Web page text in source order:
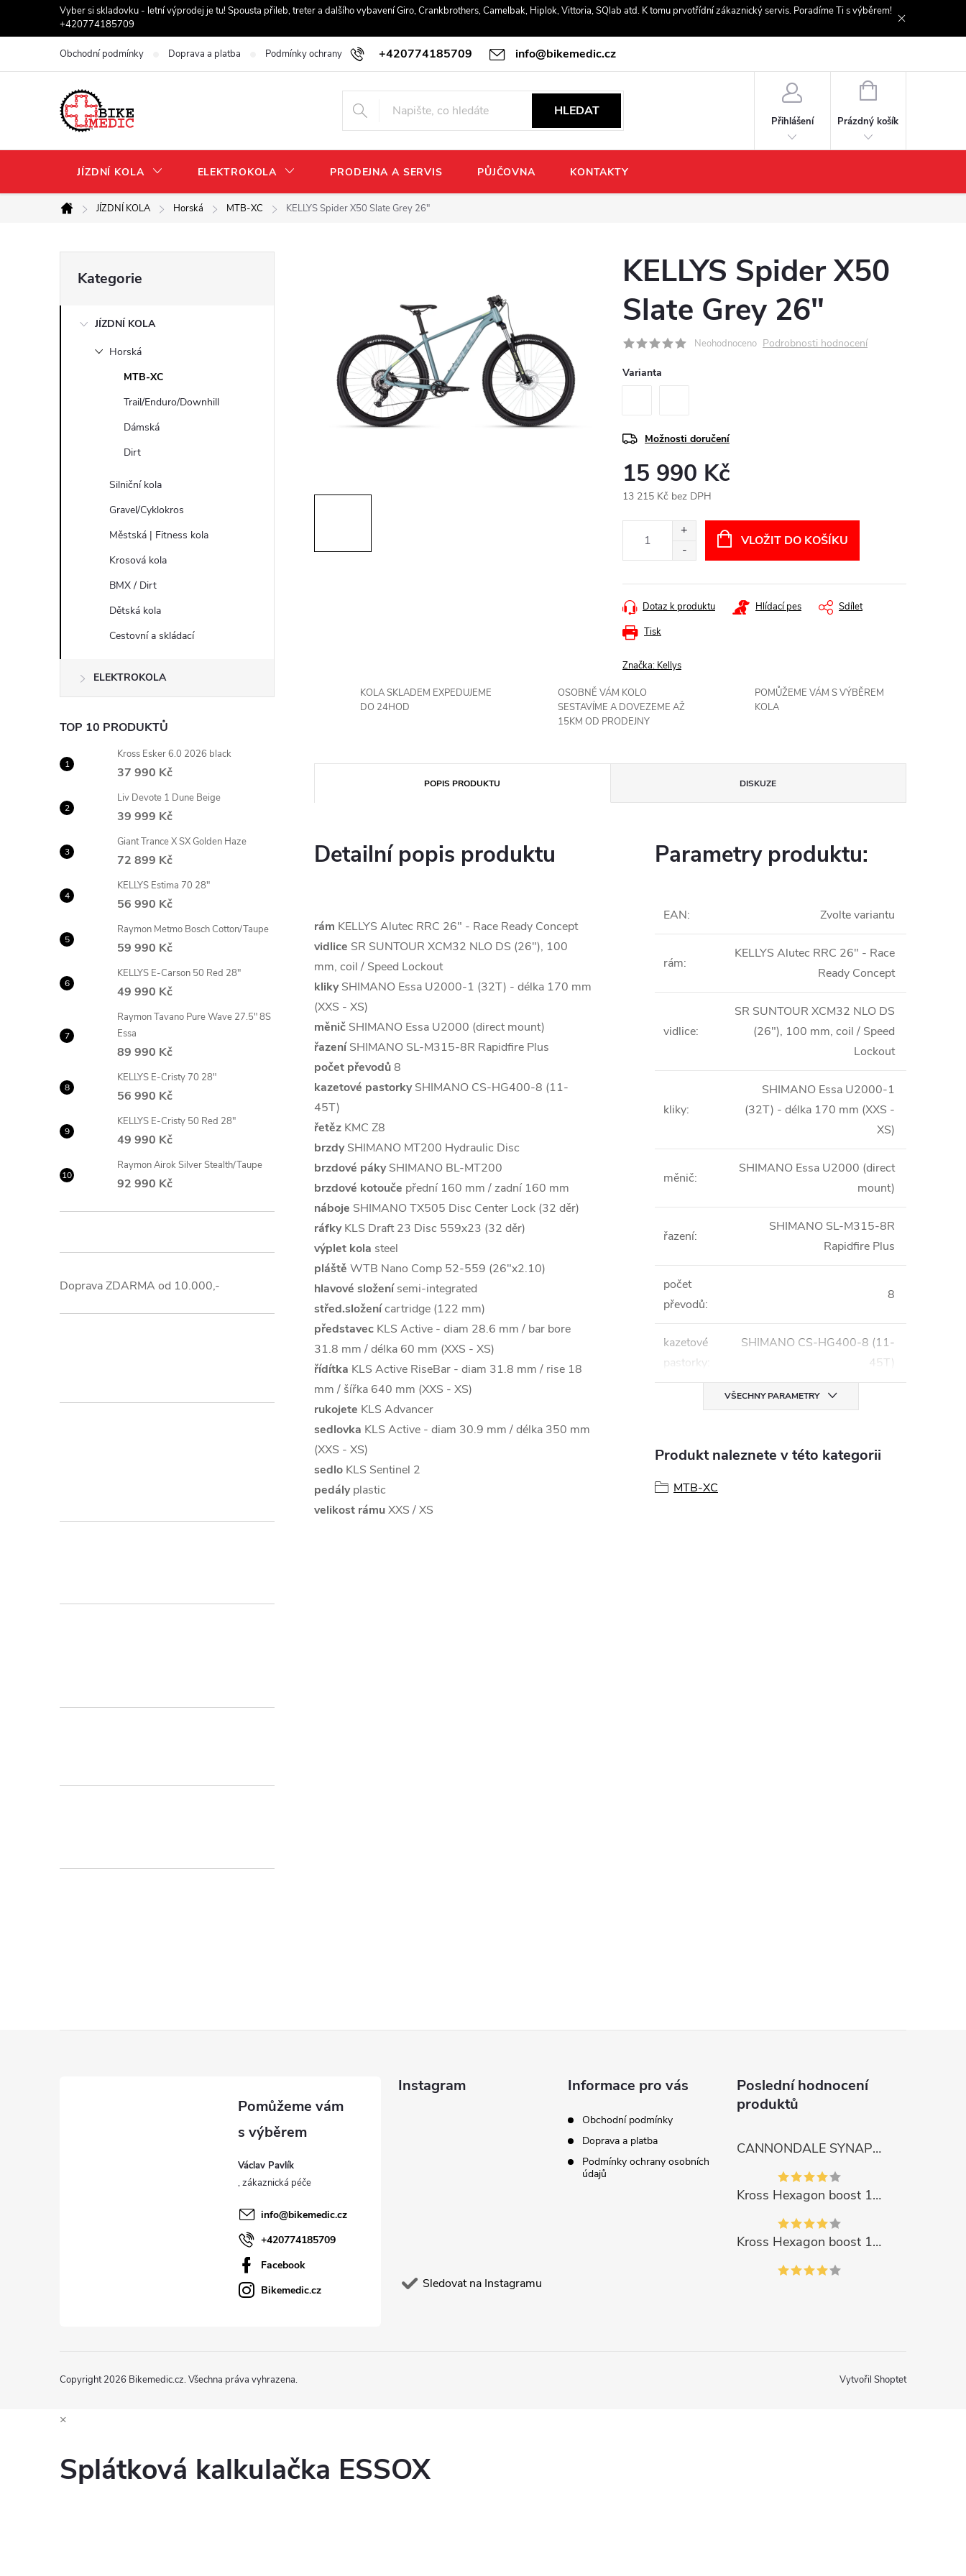
Vyber si skladovku - letní výprodej je tu! Spousta přileb, treter a dalšího vybavení Giro, Crankbrothers, Camelbak, Hiplok, Vittoria, SQlab atd. K tomu prvotřídní zákaznický servis. Poradíme Ti s výběrem!
+420774185709
+420774185709 info@bikemedic.cz
Obchodní podmínky Doprava a platba Podmínky ochrany osobních údajů
HLEDAT
Přihlášení
NÁKUPNÍ
Prázdný košík
JÍZDNÍ KOLA ELEKTROKOLA PRODEJNA A SERVIS PŮJČOVNA KONTAKTY
Domů
JÍZDNÍ KOLA Horská MTB-XC KELLYS Spider X50 Slate Grey 26"
o
n
e
l
kategorie
Kategorie
JÍZDNÍ KOLA
Horská
MTB-XC
Trail/Enduro/Downhill
Dámská
Dirt
Silniční kola
Gravel/Cyklokros
Městská | Fitness kola
Krosová kola
BMX / Dirt
Dětská kola
Cestovní a skládací
ELEKTROKOLA
TOP 10 PRODUKTŮ
Kross Esker 6.0 2026 black
37 990 Kč
Liv Devote 1 Dune Beige
39 999 Kč
Giant Trance X SX Golden Haze
72 899 Kč
KELLYS Estima 70 28"
56 990 Kč
Raymon Metmo Bosch Cotton/Taupe
59 990 Kč
KELLYS E-Carson 50 Red 28"
49 990 Kč
Raymon Tavano Pure Wave 27.5" 8S
Essa
89 990 Kč
KELLYS E-Cristy 70 28"
56 990 Kč
KELLYS E-Cristy 50 Red 28"
49 990 Kč
Raymon Airok Silver Stealth/Taupe
92 990 Kč
Doprava ZDARMA od 10.000,-
KELLYS Spider X50
Slate Grey 26"
Neohodnoceno Podrobnosti hodnocení
Varianta
Možnosti doručení
15 990 Kč
13 215 Kč bez DPH
VLOŽIT DO KOŠÍKU
Tisk
Dotaz k produktu Hlídací pes Sdílet
Značka: Kellys
KOLA SKLADEM EXPEDUJEME
DO 24HOD
OSOBNĚ VÁM KOLO
SESTAVÍME A DOVEZEME AŽ
15KM OD PRODEJNY
POMŮŽEME VÁM S VÝBĚREM
KOLA
POPIS PRODUKTU DISKUZE
Detailní popis produktu
rám KELLYS Alutec RRC 26" - Race Ready Concept
vidlice SR SUNTOUR XCM32 NLO DS (26"), 100
mm, coil / Speed Lockout
klikySHIMANO Essa U2000-1 (32T) - délka 170 mm
(XXS - XS)
měnič SHIMANO Essa U2000 (direct mount)
řazeníSHIMANO SL-M315-8R Rapidfire Plus
počet převodů8
kazetové pastorkySHIMANO CS-HG400-8 (11-
45T)
řetěz KMC Z8
brzdySHIMANO MT200 Hydraulic Disc
brzdové pákySHIMANO BL-MT200
brzdové kotouče přední 160 mm / zadní 160 mm
náboje SHIMANO TX505 Disc Center Lock (32 děr)
ráfkyKLS Draft 23 Disc 559x23 (32 děr)
výplet kola steel
pláště WTB Nano Comp 52-559 (26"x2.10)
hlavové složenísemi-integrated
střed.složenícartridge (122 mm)
představec KLS Active - diam 28.6 mm / bar bore
31.8 mm / délka 60 mm (XXS - XS)
řídítka KLS Active RiseBar - diam 31.8 mm / rise 18
mm / šířka 640 mm (XXS - XS)
rukojete KLS Advancer
sedlovka KLS Active - diam 30.9 mm / délka 350 mm
(XXS - XS)
sedlo KLS Sentinel 2
pedályplastic
velikost rámuXXS / XS
Parametry produktu:
EAN: Zvolte variantu
rám:
KELLYS Alutec RRC 26" - Race
Ready Concept
vidlice:
SR SUNTOUR XCM32 NLO DS
(26"), 100 mm, coil / Speed
Lockout
kliky:
SHIMANO Essa U2000-1
(32T) - délka 170 mm (XXS -
XS)
měnič:
SHIMANO Essa U2000 (direct
mount)
řazení:
SHIMANO SL-M315-8R
Rapidfire Plus
počet
převodů:
8
kazetové
pastorky:
SHIMANO CS-HG400-8 (11-
45T)
VŠECHNY PARAMETRY
Produkt naleznete v této kategorii
MTB-XC
Václav Pavlík
info@bikemedic.cz
+420774185709
Facebook
Bikemedic.cz
Instagram
Sledovat na Instagramu
Informace pro vás
Obchodní podmínky
Doprava a platba
Podmínky ochrany osobních
údajů
Poslední hodnocení
produktů
CANNONDALE SYNAPSE CARBON 4
Kross Hexagon boost 1.0 500Wh 2023
Kross Hexagon boost 1.0 500Wh 2023
Vytvořil Shoptet
Copyright 2026 Bikemedic.cz. Všechna práva vyhrazena.
×
Splátková kalkulačka ESSOX